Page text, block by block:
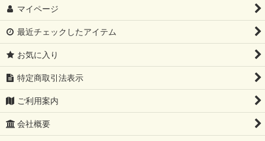
マイページ
最近チェックしたアイテム
お気に入り
特定商取引法表示
ご利用案内
会社概要